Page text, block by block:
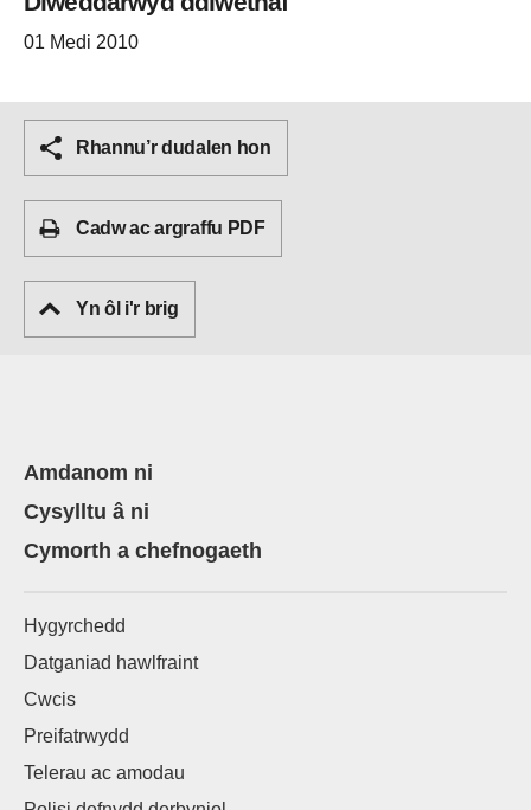
01 Medi 2010
Rhannu’r dudalen hon
Cadw ac argraffu PDF
Yn ôl i'r brig
Amdanom ni
Cysylltu â ni
Cymorth a chefnogaeth
Hygyrchedd
Datganiad hawlfraint
Cwcis
Preifatrwydd
Telerau ac amodau